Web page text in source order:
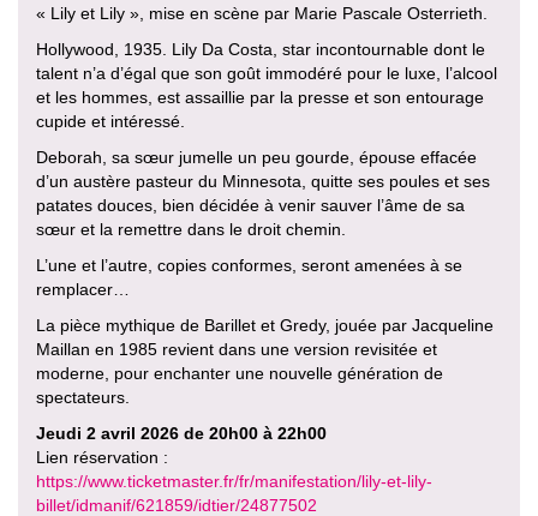
« Lily et Lily », mise en scène par Marie Pascale Osterrieth.
Hollywood, 1935. Lily Da Costa, star incontournable dont le
talent n’a d’égal que son goût immodéré pour le luxe, l’alcool
et les hommes, est assaillie par la presse et son entourage
cupide et intéressé.
Deborah, sa sœur jumelle un peu gourde, épouse effacée
d’un austère pasteur du Minnesota, quitte ses poules et ses
patates douces, bien décidée à venir sauver l’âme de sa
sœur et la remettre dans le droit chemin.
L’une et l’autre, copies conformes, seront amenées à se
remplacer…
La pièce mythique de Barillet et Gredy, jouée par Jacqueline
Maillan en 1985 revient dans une version revisitée et
moderne, pour enchanter une nouvelle génération de
spectateurs.
Jeudi 2 avril 2026 de 20h00 à 22h00
Lien réservation :
https://www.ticketmaster.fr/fr/manifestation/lily-et-lily-
billet/idmanif/621859/idtier/24877502